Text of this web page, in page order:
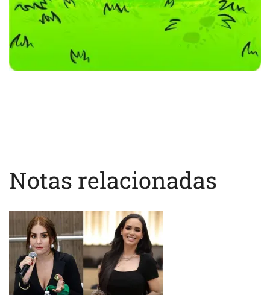
Notas relacionadas